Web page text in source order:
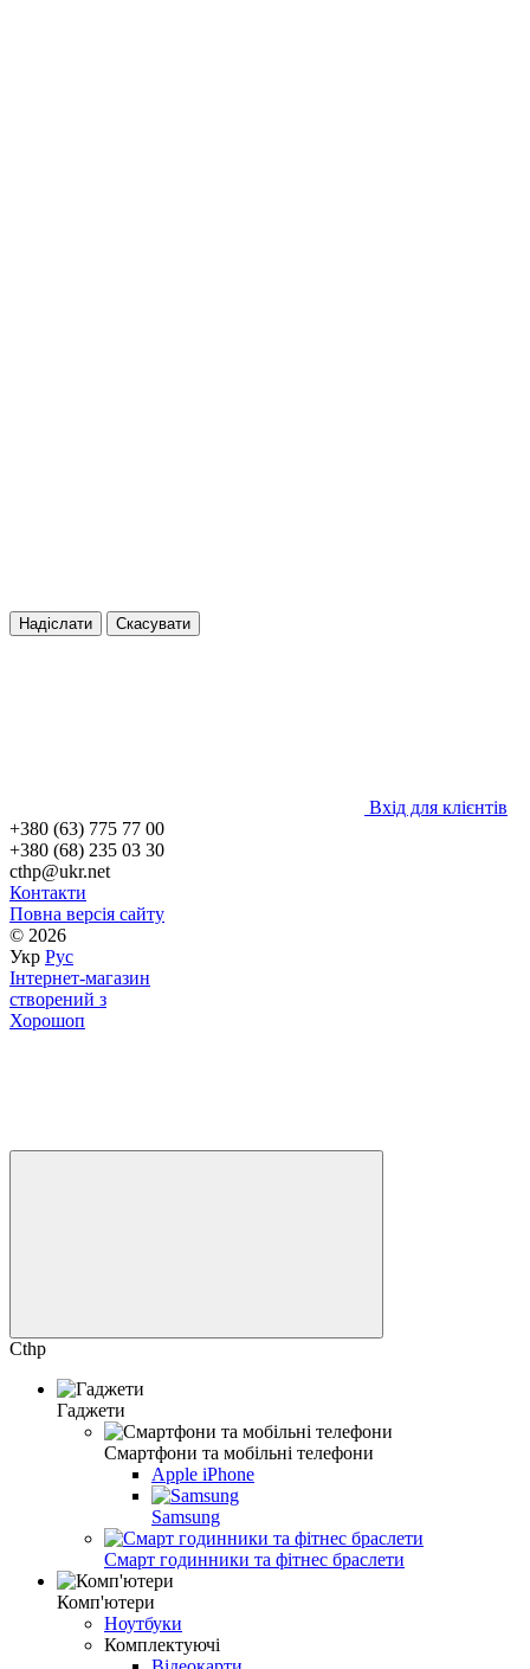
Надіслати Скасувати
Вхід для клієнтів
+380 (63) 775 77 00
+380 (68) 235 03 30
cthp@ukr.net
Контакти
Повна версія сайту
© 2026
Укр Рус
Інтернет-магазин
створений з
Хорошоп
Cthp
Гаджети
Смартфони та мобільні телефони
Apple iPhone
Samsung
Смарт годинники та фітнес браслети
Комп'ютери
Ноутбуки
Комплектуючі